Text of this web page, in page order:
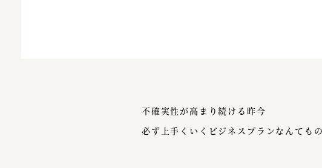
不確実性が高まり続ける昨今
必ず上手くいくビジネスプランなんても